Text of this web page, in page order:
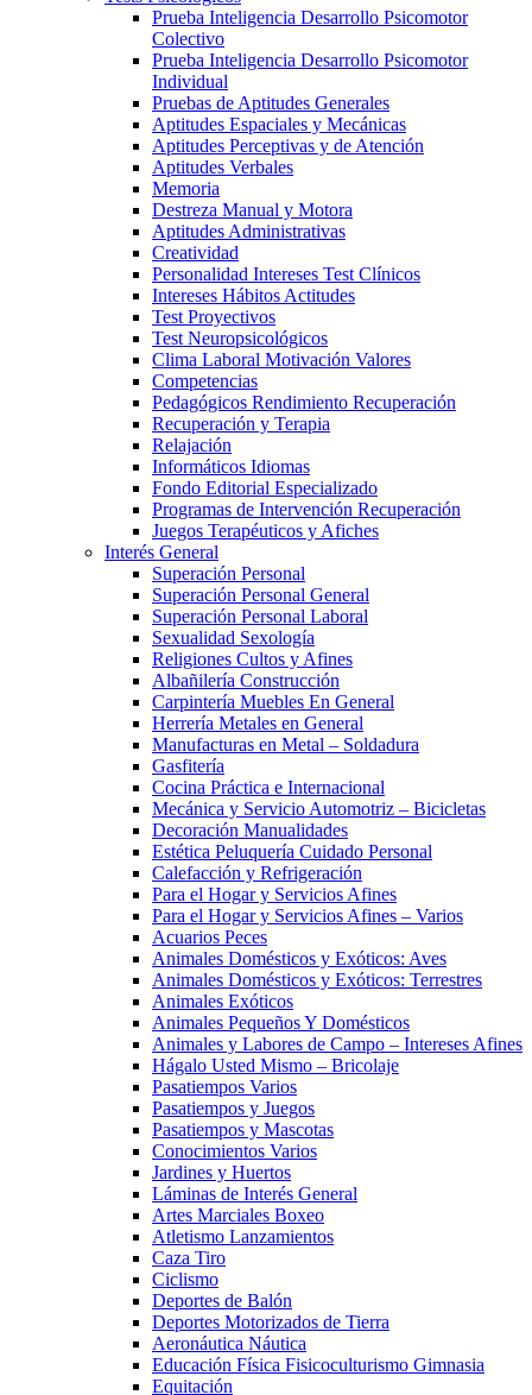
Prueba Inteligencia Desarrollo Psicomotor
Colectivo
Prueba Inteligencia Desarrollo Psicomotor
Individual
Pruebas de Aptitudes Generales
Aptitudes Espaciales y Mecánicas
Aptitudes Perceptivas y de Atención
Aptitudes Verbales
Memoria
Destreza Manual y Motora
Aptitudes Administrativas
Creatividad
Personalidad Intereses Test Clínicos
Intereses Hábitos Actitudes
Test Proyectivos
Test Neuropsicológicos
Clima Laboral Motivación Valores
Competencias
Pedagógicos Rendimiento Recuperación
Recuperación y Terapia
Relajación
Informáticos Idiomas
Fondo Editorial Especializado
Programas de Intervención Recuperación
Juegos Terapéuticos y Afiches
Interés General
Superación Personal
Superación Personal General
Superación Personal Laboral
Sexualidad Sexología
Religiones Cultos y Afines
Albañilería Construcción
Carpintería Muebles En General
Herrería Metales en General
Manufacturas en Metal – Soldadura
Gasfitería
Cocina Práctica e Internacional
Mecánica y Servicio Automotriz – Bicicletas
Decoración Manualidades
Estética Peluquería Cuidado Personal
Calefacción y Refrigeración
Para el Hogar y Servicios Afines
Para el Hogar y Servicios Afines – Varios
Acuarios Peces
Animales Domésticos y Exóticos: Aves
Animales Domésticos y Exóticos: Terrestres
Animales Exóticos
Animales Pequeños Y Domésticos
Animales y Labores de Campo – Intereses Afines
Hágalo Usted Mismo – Bricolaje
Pasatiempos Varios
Pasatiempos y Juegos
Pasatiempos y Mascotas
Conocimientos Varios
Jardines y Huertos
Láminas de Interés General
Artes Marciales Boxeo
Atletismo Lanzamientos
Caza Tiro
Ciclismo
Deportes de Balón
Deportes Motorizados de Tierra
Aeronáutica Náutica
Educación Física Fisicoculturismo Gimnasia
Equitación